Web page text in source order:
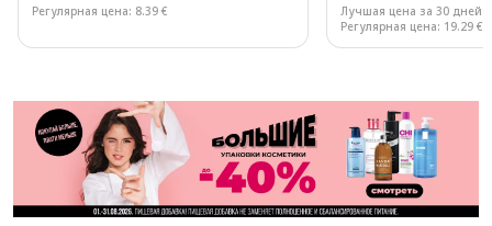
Регулярная цена: 8.39 € Лучшая цена за 30 дней:
Регулярная цена: 19.29 €